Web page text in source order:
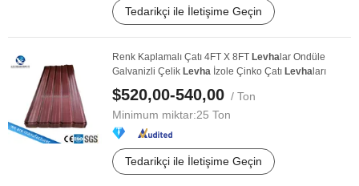
Tedarikçi ile İletişime Geçin
Renk Kaplamalı Çatı 4FT X 8FT Levha lar Ondüle
Galvanizli Çelik Levha İzole Çinko Çatı Levha ları
$520,00-540,00 / Ton
Minimum miktar:25 Ton
Tedarikçi ile İletişime Geçin